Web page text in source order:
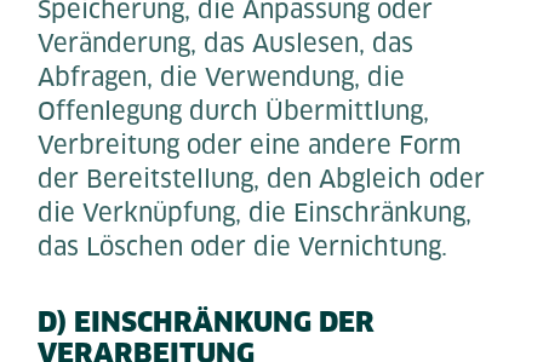
Speicherung, die Anpassung oder
Veränderung, das Auslesen, das
Abfragen, die Verwendung, die
Offenlegung durch Übermittlung,
Verbreitung oder eine andere Form
der Bereitstellung, den Abgleich oder
die Verknüpfung, die Einschränkung,
das Löschen oder die Vernichtung.
D) EINSCHRÄNKUNG DER
VERARBEITUNG